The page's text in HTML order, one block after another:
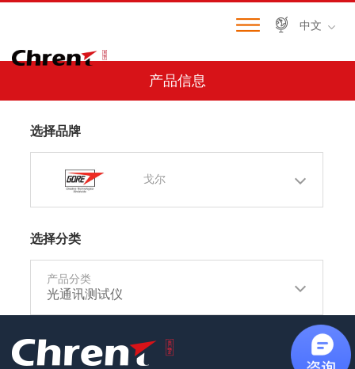
中文
产品信息
选择品牌
戈尔
选择分类
产品分类
光通讯测试仪